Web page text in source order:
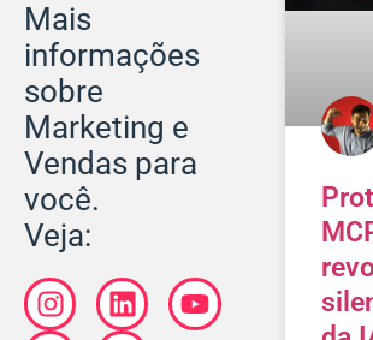
Mais
informações
sobre
Marketing e
Vendas para
você.
Veja: